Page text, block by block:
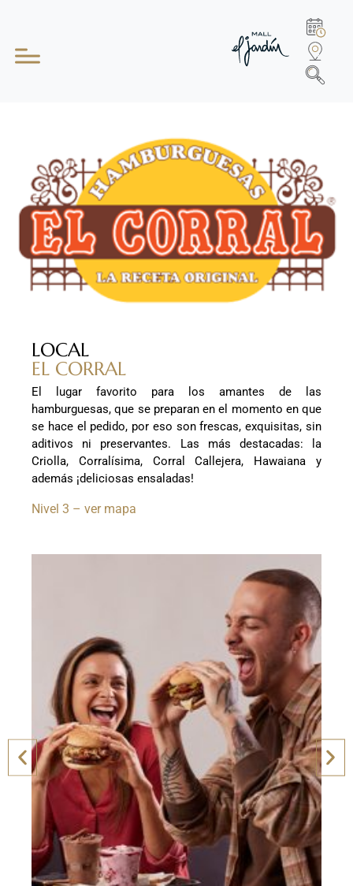
LOCAL
EL CORRAL
El lugar favorito para los amantes de las
hamburguesas, que se preparan en el momento en que
se hace el pedido, por eso son frescas, exquisitas, sin
aditivos ni preservantes. Las más destacadas: la
Criolla, Corralísima, Corral Callejera, Hawaiana y
además ¡deliciosas ensaladas!
Nivel 3 – ver mapa